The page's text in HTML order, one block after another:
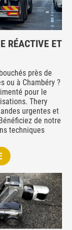
RÉACTIVE ET
près de
ou à Chambéry ?
pour le
Thery
urgentes et
de notre
techniques